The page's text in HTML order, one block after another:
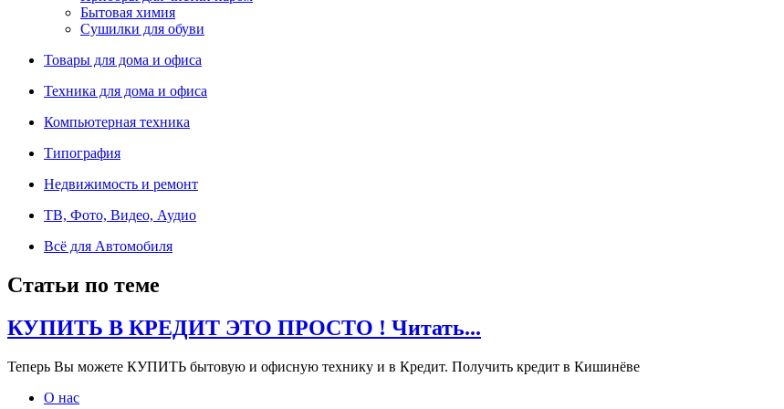
Бытовая химия
Сушилки для обуви
Товары для дома и офиса
Техника для дома и офиса
Компьютерная техника
Типография
Недвижимость и ремонт
ТВ, Фото, Видео, Аудио
Всё для Автомобиля
Статьи по теме
КУПИТЬ В КРЕДИТ ЭТО ПРОСТО ! Читать...
Теперь Вы можете КУПИТЬ бытовую и офисную технику и в Кредит. Получить кредит в Кишинёве
О нас